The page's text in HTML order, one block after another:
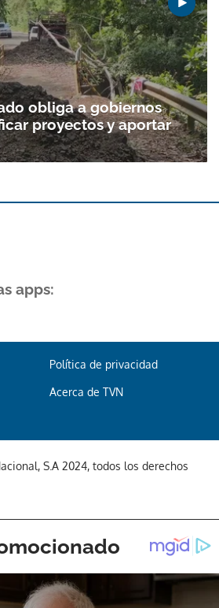
obliga a gobiernos
proyectos y aportar
apps:
Política de privacidad
Acerca de TVN
S.A 2024, todos los derechos